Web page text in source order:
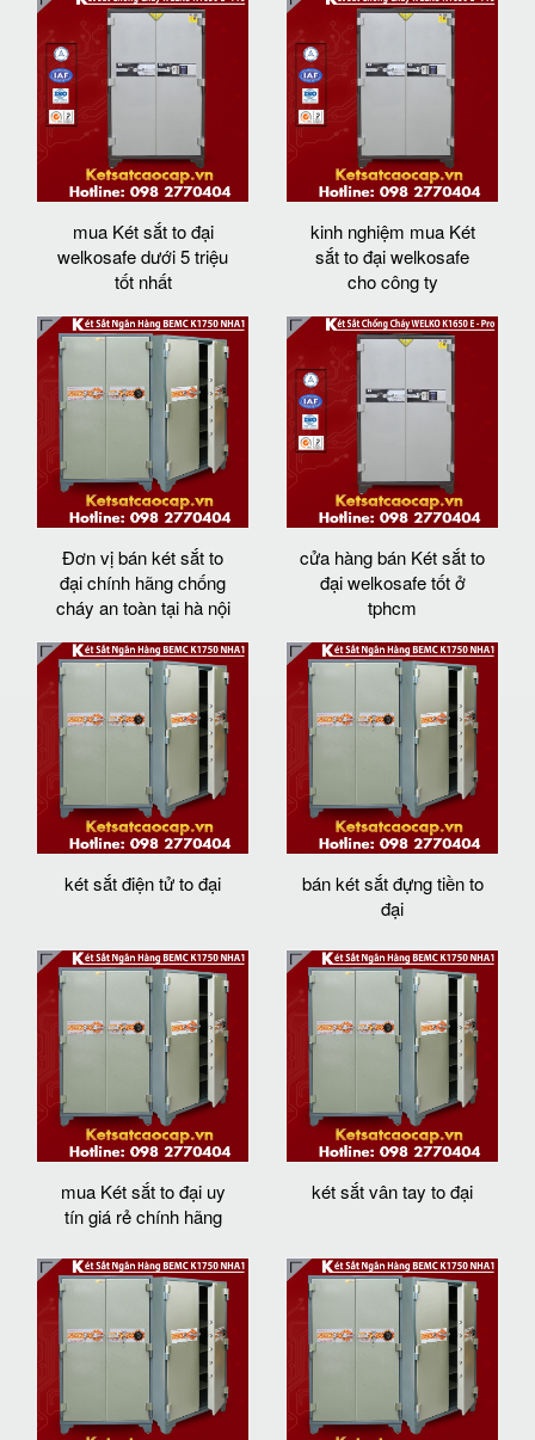
mua Két sắt to đại
welkosafe dưới 5 triệu
tốt nhất
kinh nghiệm mua Két
sắt to đại welkosafe
cho công ty
Đơn vị bán két sắt to
đại chính hãng chống
cháy an toàn tại hà nội
cửa hàng bán Két sắt to
đại welkosafe tốt ở
tphcm
két sắt điện tử to đại
bán két sắt đựng tiền to
đại
mua Két sắt to đại uy
tín giá rẻ chính hãng
két sắt vân tay to đại